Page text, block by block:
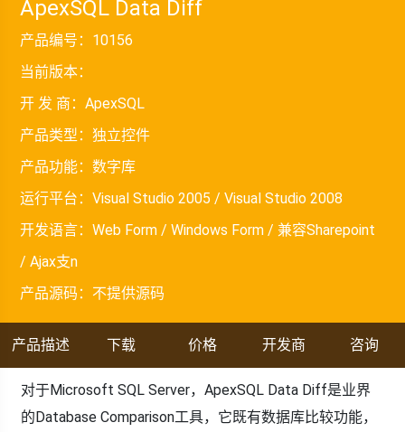
ApexSQL Data Diff
产品编号： 10156
当前版本：
开 发 商：ApexSQL
产品类型：独立控件
产品功能：数字库
运行平台：Visual Studio 2005 / Visual Studio 2008
开发语言：Web Form / Windows Form / 兼容Sharepoint
/ Ajax支n
产品源码： 不提供源码
产品描述 下载 价格 开发商 咨询
对于Microsoft SQL Server，ApexSQL Data Diff是业界
的Database Comparison工具，它既有数据库比较功能，